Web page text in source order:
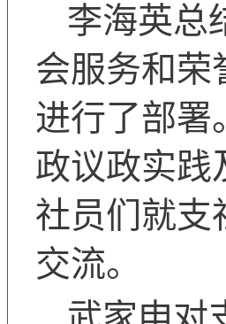
李海英总
会服务和荣
进行了部署
政议政实践
社员们就支
交流。